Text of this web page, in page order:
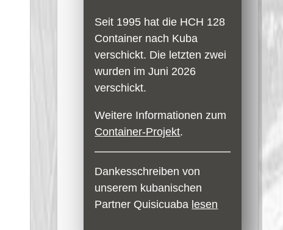
Seit 1995 hat die HCH 128
Container nach Kuba
verschickt. Die letzten zwei
wurden im Juni 2026
verschickt.
Weitere Informationen zum
Container-Projekt.
Dankesschreiben von
unserem kubanischen
Partner Quisicuaba lesen